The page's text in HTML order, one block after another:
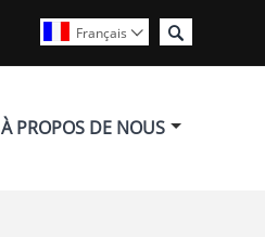

Français 
À PROPOS DE NOUS